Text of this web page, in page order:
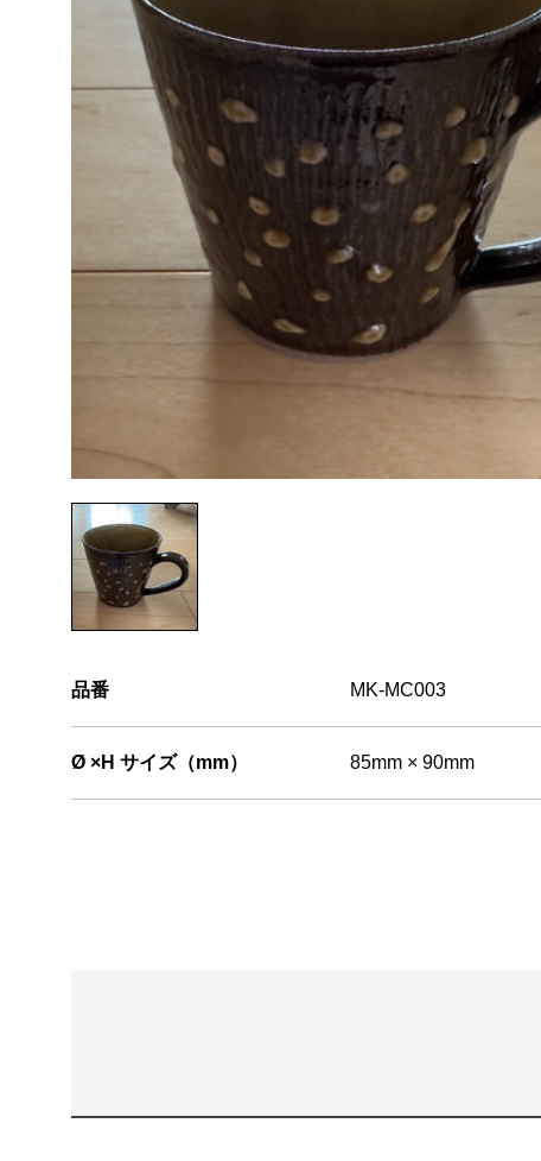
品番 MK-MC003
Ø ×H サイズ（mm） 85mm × 90mm